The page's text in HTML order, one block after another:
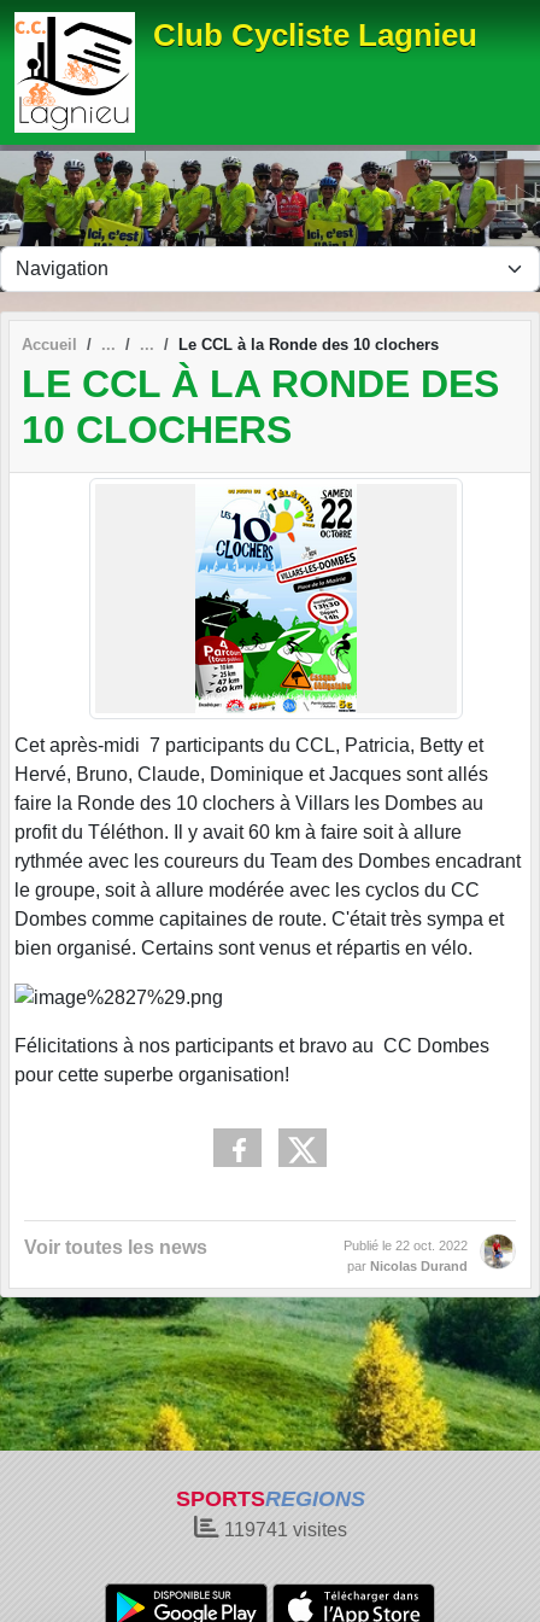
Club Cycliste Lagnieu
Accueil Le CCL à la Ronde des 10 clochers
LE CCL À LA RONDE DES
10 CLOCHERS
Cet après-midi 7 participants du CCL, Patricia, Betty et
Hervé, Bruno, Claude, Dominique et Jacques sont allés
faire la Ronde des 10 clochers à Villars les Dombes au
profit du Téléthon. Il y avait 60 km à faire soit à allure
rythmée avec les coureurs du Team des Dombes encadrant
le groupe, soit à allure modérée avec les cyclos du CC
Dombes comme capitaines de route. C'était très sympa et
bien organisé. Certains sont venus et répartis en vélo.
Félicitations à nos participants et bravo au CC Dombes
pour cette superbe organisation!
Voir toutes les news Publié le 22 oct. 2022
par Nicolas Durand
SPORTSREGIONS
119741 visites
Panneau de gestion des cookies